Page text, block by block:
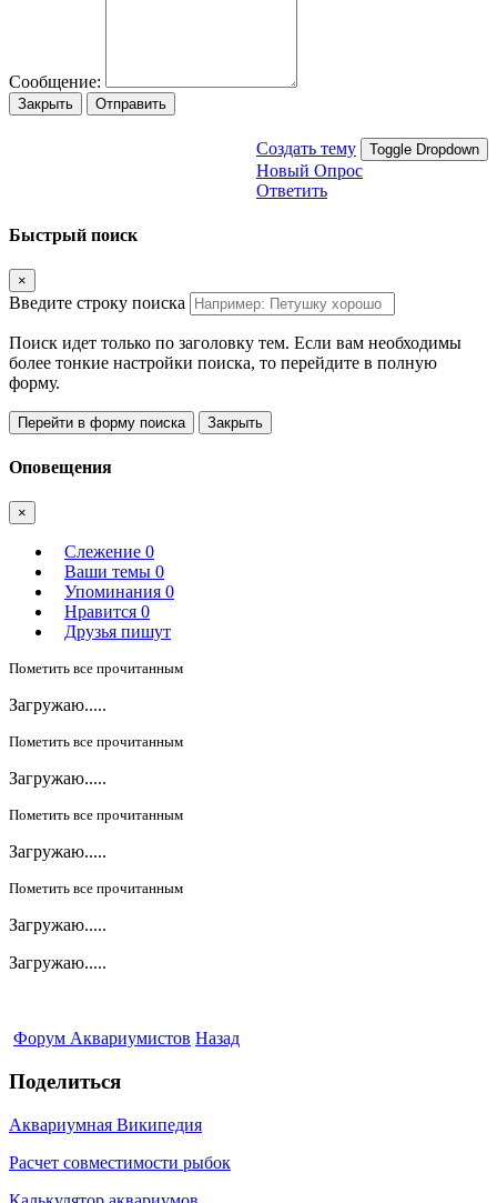
Сообщение:
Закрыть Отправить
Создать тему Toggle Dropdown
Новый Опрос
Ответить
Быстрый поиск
×
Введите строку поиска
Поиск идет только по заголовку тем. Если вам необходимы
более тонкие настройки поиска, то перейдите в полную
форму.
Перейти в форму поиска Закрыть
Оповещения
×
Слежение 0
Ваши темы 0
Упоминания 0
Нравится 0
Друзья пишут
Пометить все прочитанным
Загружаю.....
Пометить все прочитанным
Загружаю.....
Пометить все прочитанным
Загружаю.....
Пометить все прочитанным
Загружаю.....
Загружаю.....
Форум Аквариумистов Назад
Поделиться
Аквариумная Википедия
Расчет совместимости рыбок